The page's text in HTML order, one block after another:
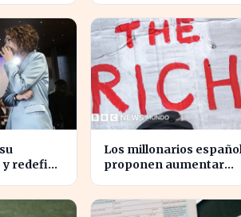
redefine
Los millonarios
proponen aumentar